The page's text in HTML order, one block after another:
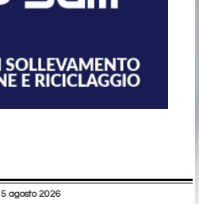
5 agosto 2026